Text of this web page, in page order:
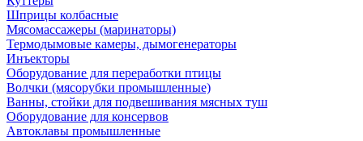
Шприцы колбасные
Мясомассажеры (маринаторы)
Термодымовые камеры, дымогенераторы
Инъекторы
Оборудование для переработки птицы
Волчки (мясорубки промышленные)
Ванны, стойки для подвешивания мясных туш
Оборудование для консервов
Автоклавы промышленные